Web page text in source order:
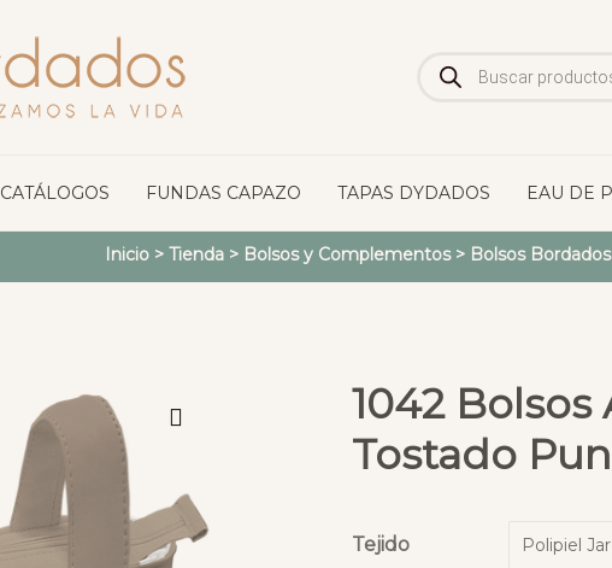
de
productos
CATÁLOGOS FUNDAS CAPAZO TAPAS DYDADOS EAU DE
Inicio> Tienda> Bolsos y Complementos> Bolsos Bordados
1042 Bolsos
Tostado
Tejido